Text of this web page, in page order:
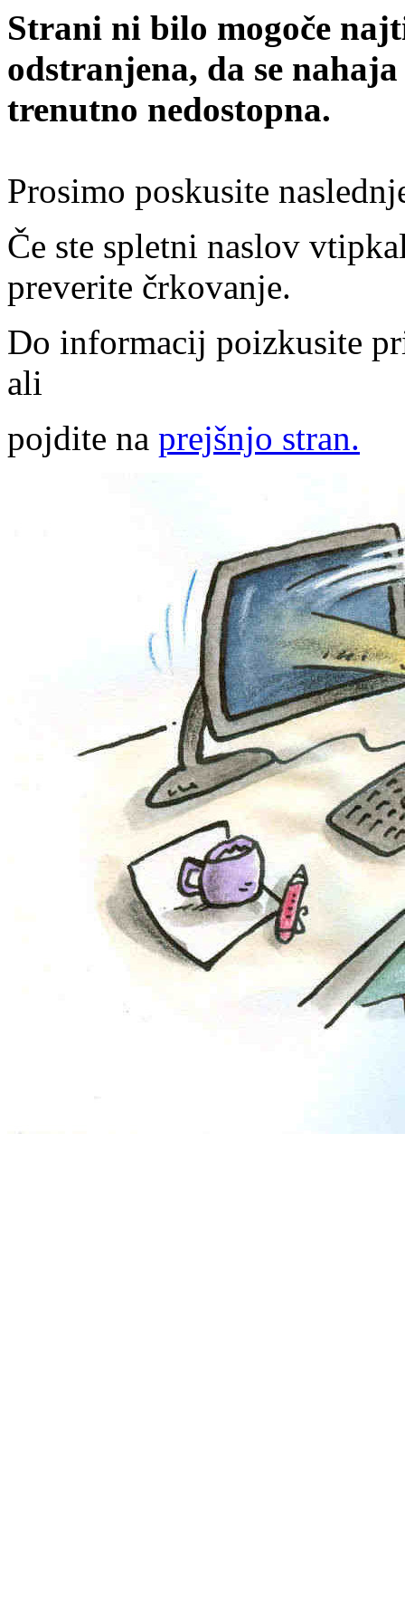
Strani ni bilo mogoče
odstranjena, da se
trenutno nedostopna.
Prosimo poskusite
Če ste spletni naslov
preverite črkovanje.
Do informacij poizkusite
ali
pojdite na prejšnjo stran.